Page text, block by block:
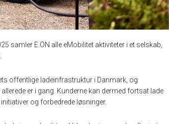
samler E.ON alle eMobilitet aktiviteter i et selskab,
offentlige ladeinfrastruktur i Danmark, og
er i gang. Kunderne kan dermed fortsat lade
og forbedrede løsninger.